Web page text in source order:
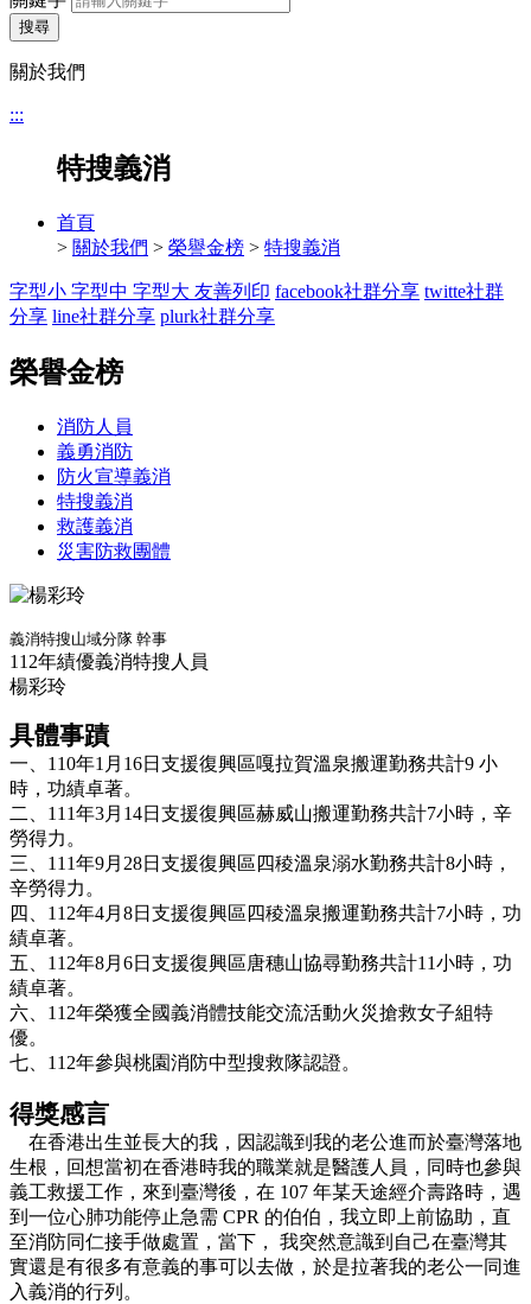
搜尋
關於我們
:::
特搜義消
首頁
> 關於我們 > 榮譽金榜 > 特搜義消
字型小 字型中 字型大 友善列印 facebook社群分享 twitte社群
分享 line社群分享 plurk社群分享
榮譽金榜
消防人員
義勇消防
防火宣導義消
特搜義消
救護義消
災害防救團體
義消特搜山域分隊 幹事
112年績優義消特搜人員
楊彩玲
具體事蹟
一、110年1月16日支援復興區嘎拉賀溫泉搬運勤務共計9 小
時，功績卓著。
二、111年3月14日支援復興區赫威山搬運勤務共計7小時，辛
勞得力。
三、111年9月28日支援復興區四稜溫泉溺水勤務共計8小時，
辛勞得力。
四、112年4月8日支援復興區四稜溫泉搬運勤務共計7小時，功
績卓著。
五、112年8月6日支援復興區唐穗山協尋勤務共計11小時，功
績卓著。
六、112年榮獲全國義消體技能交流活動火災搶救女子組特
優。
七、112年參與桃園消防中型搜救隊認證。
得獎感言
在香港出生並長大的我，因認識到我的老公進而於臺灣落地
生根，回想當初在香港時我的職業就是醫護人員，同時也參與
義工救援工作，來到臺灣後，在 107 年某天途經介壽路時，遇
到一位心肺功能停止急需 CPR 的伯伯，我立即上前協助，直
至消防同仁接手做處置，當下， 我突然意識到自己在臺灣其
實還是有很多有意義的事可以去做，於是拉著我的老公一同進
入義消的行列。